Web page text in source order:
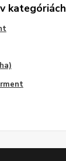
kategóriách